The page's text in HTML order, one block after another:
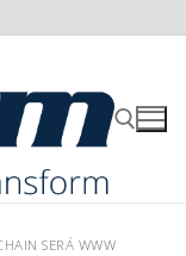
SERÁ WWW